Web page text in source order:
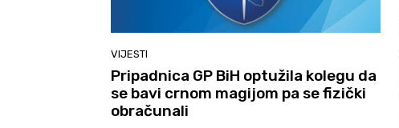
VIJESTI
Pripadnica GP BiH optužila kolegu da
se bavi crnom magijom pa se fizički
obračunali